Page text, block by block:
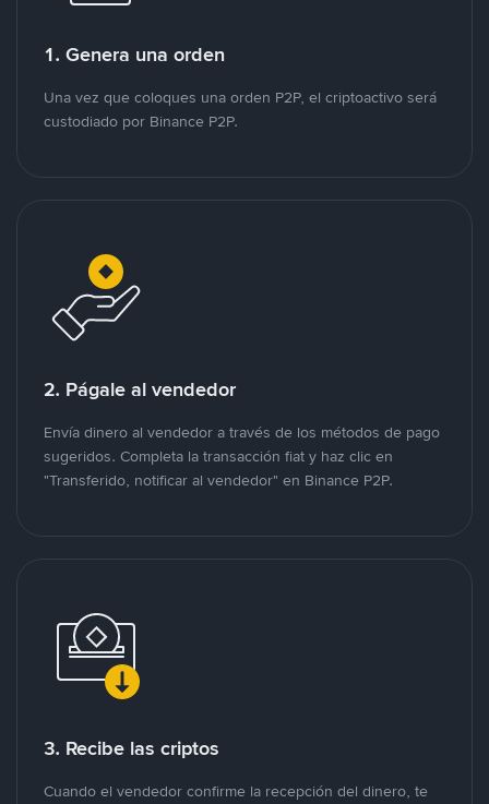
1. Genera una orden
Una vez que coloques una orden P2P, el criptoactivo será
custodiado por Binance P2P.
2. Págale al vendedor
Envía dinero al vendedor a través de los métodos de pago
sugeridos. Completa la transacción fiat y haz clic en
"Transferido, notificar al vendedor" en Binance P2P.
3. Recibe las criptos
Cuando el vendedor confirme la recepción del dinero, te